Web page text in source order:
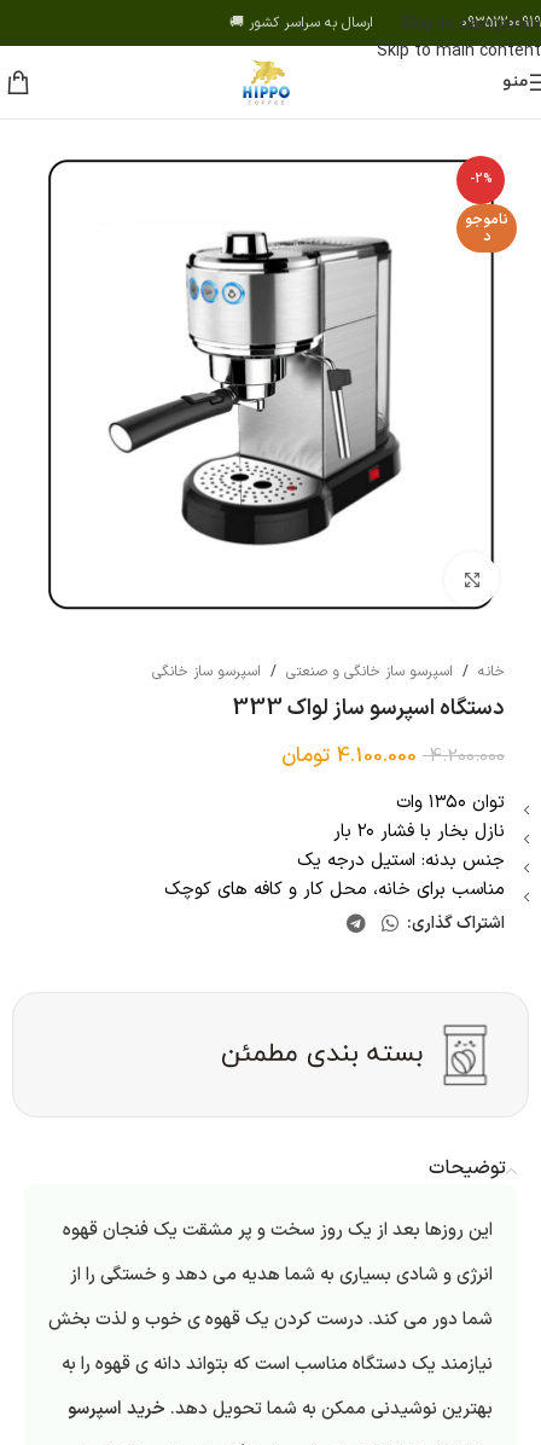
Skip to navigation
Skip to main content
09352200919 ارسال به سراسر کشور 🚚
منو
-2%
ناموجو
د
خانه / اسپرسو ساز خانگی و صنعتی / اسپرسو ساز خانگی
دستگاه اسپرسو ساز لواک 333
4.200.000
4.100.000 تومان
توان ۱۳۵۰ وات
نازل بخار با فشار ۲۰ بار
جنس بدنه: استیل درجه یک
مناسب برای خانه، محل کار و کافه های کوچک
اشتراک گذاری:
توضیحات
این روزها بعد از یک روز سخت و پر مشقت یک فنجان قهوه
انرژی و شادی بسیاری به شما هدیه می دهد و خستگی را از
شما دور می کند. درست کردن یک قهوه ی خوب و لذت بخش
نیازمند یک دستگاه مناسب است که بتواند دانه ی قهوه را به
بهترین نوشیدنی ممکن به شما تحویل دهد. خرید اسپرسو